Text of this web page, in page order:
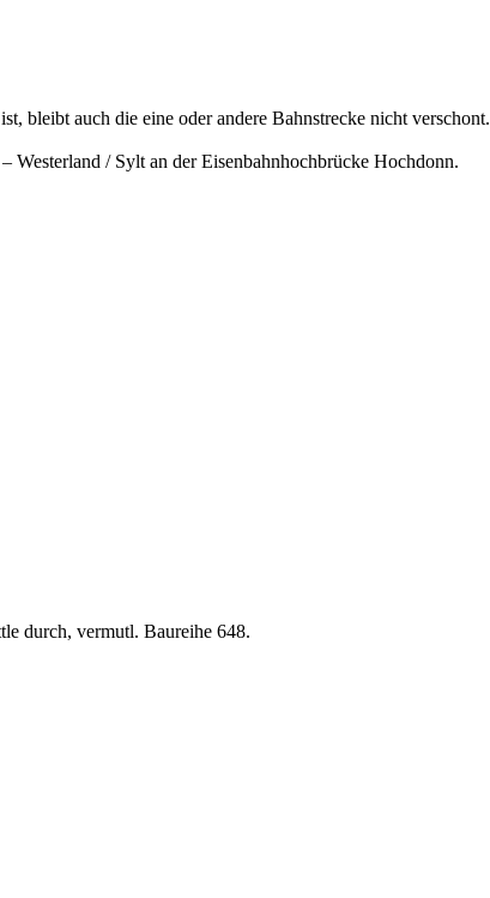
bleibt auch die eine oder andere Bahnstrecke nicht verschont.
Westerland / Sylt an der Eisenbahnhochbrücke Hochdonn.
durch, vermutl. Baureihe 648.